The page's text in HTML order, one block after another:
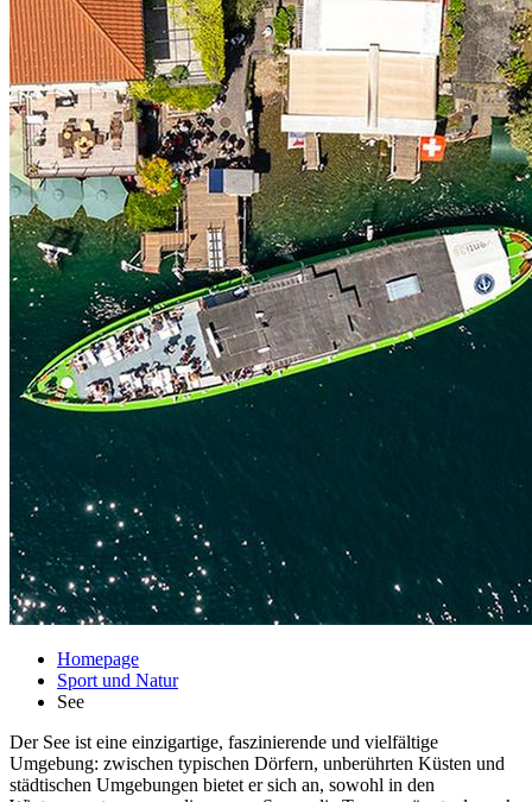
Homepage
Sport und Natur
See
Der See ist eine einzigartige, faszinierende und vielfältige
Umgebung: zwischen typischen Dörfern, unberührten Küsten und
städtischen Umgebungen bietet er sich an, sowohl in den